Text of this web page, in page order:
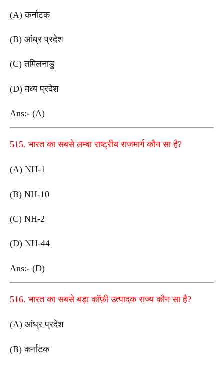
(A) कर्नाटक
(B) आंध्र प्रदेश
(C) तमिलनाडु
(D) मध्य प्रदेश
Ans:- (A)
515. भारत का सबसे लम्बा राष्ट्रीय राजमार्ग कौन सा है?
(A) NH-1
(B) NH-10
(C) NH-2
(D) NH-44
Ans:- (D)
516. भारत का सबसे बड़ा कॉफ़ी उत्पादक राज्य कौन सा है?
(A) आंध्र प्रदेश
(B) कर्नाटक